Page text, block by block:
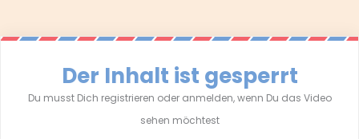
Der Inhalt ist gesperrt
Du musst Dich registrieren oder anmelden, wenn Du das Video
sehen möchtest